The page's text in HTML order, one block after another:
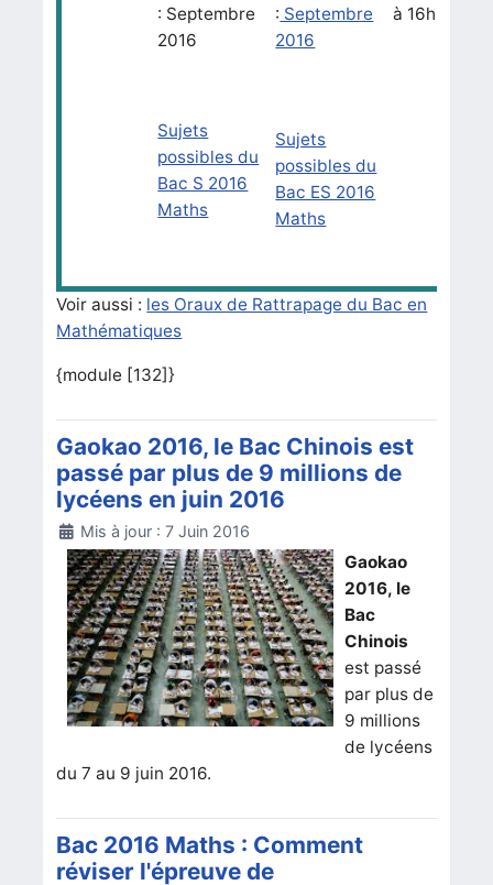
: Septembre
2016
: Septembre
2016
à 16h30
Sujets
possibles du
Bac S 2016
Maths
Sujets
possibles du
Bac ES 2016
Maths
Voir aussi : les Oraux de Rattrapage du Bac en
Mathématiques
{module [132]}
Gaokao 2016, le Bac Chinois est
passé par plus de 9 millions de
lycéens en juin 2016
DétailsMis à jour : 7 Juin 2016
Gaokao
2016, le
Bac
Chinois
est passé
par plus de
9 millions
de lycéens
du 7 au 9 juin 2016.
Bac 2016 Maths : Comment
réviser l'épreuve de